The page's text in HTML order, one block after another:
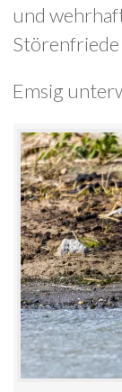
und
Emsig